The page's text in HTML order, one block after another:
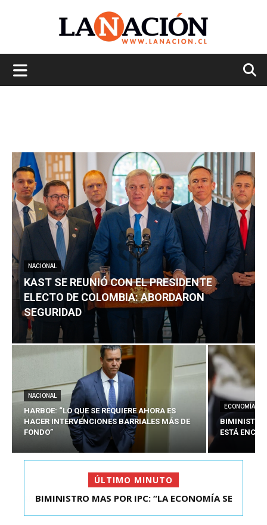
NACIONAL
KAST SE REUNIÓ CON EL PRESIDENTE
ELECTO DE COLOMBIA: ABORDARON
SEGURIDAD
NACIONAL
HARBOE: “LO QUE SE REQUIERE AHORA ES
HACER INTERVENCIONES BARRIALES MÁS DE
FONDO”
ECONOMÍA
BIMINISTRO
ESTÁ
ÚLTIMO MINUTO
BIMINISTRO MAS POR IPC: “LA ECONOMÍA SE